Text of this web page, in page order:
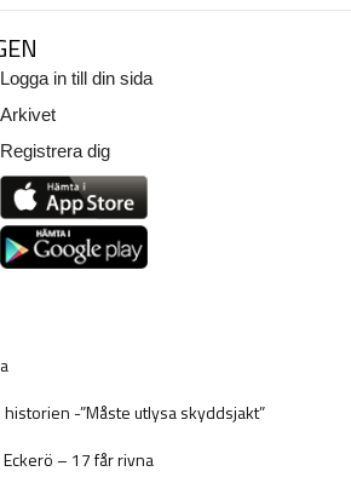
Logga in till din sida
Arkivet
Registrera dig
-”Måste utlysa skyddsjakt”
– 17 får rivna